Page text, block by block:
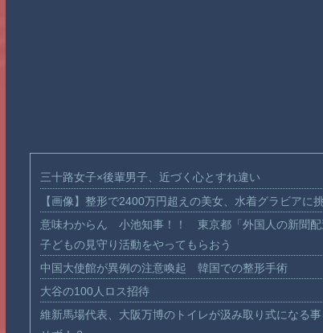
三十路女子×後輩男子、近づく心とすれ違い
【画像】整形で2400万円超えの美女、水着グラビアに
意味わからん 小池知事！！ 東京都「外国人の新聞配
子どもの見守り活動をやってもらおう
中国大使館が異例の注意喚起 韓国での整形手術
大谷の100人ロス招待
維新馬場代表、大阪万博のトイレが汲み取り式になる